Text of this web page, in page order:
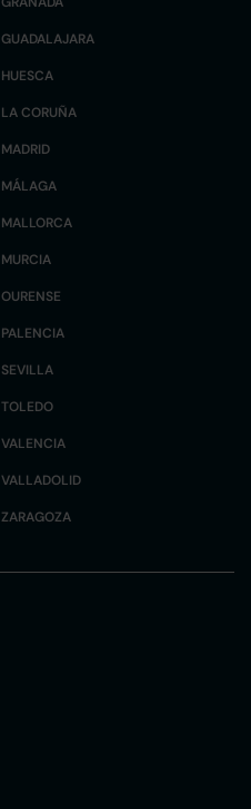
GUADALAJARA
HUESCA
LA CORUÑA
MADRID
MÁLAGA
MALLORCA
MURCIA
OURENSE
PALENCIA
SEVILLA
TOLEDO
VALENCIA
VALLADOLID
ZARAGOZA